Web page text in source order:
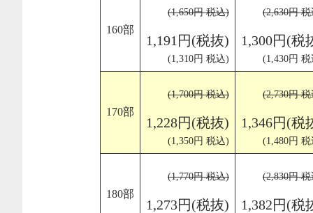
160部
(1,650円 税込)
1,191円(税抜)
(1,310円 税込)
(2,630円
1,300円(税
(1,430円
170部
(1,700円 税込)
1,228円(税抜)
(1,350円 税込)
(2,730円
1,346円(税
(1,480円
180部
(1,770円 税込)
1,273円(税抜)
(2,830円
1,382円(税